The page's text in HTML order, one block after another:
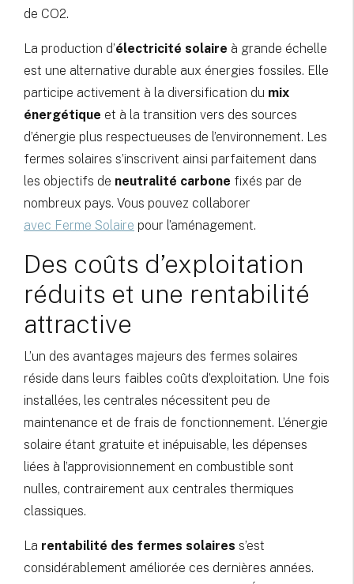
de CO2.
La production d’électricité solaire à grande échelle
est une alternative durable aux énergies fossiles. Elle
participe activement à la diversification du mix
énergétique et à la transition vers des sources
d’énergie plus respectueuses de l’environnement. Les
fermes solaires s’inscrivent ainsi parfaitement dans
les objectifs de neutralité carbone fixés par de
nombreux pays. Vous pouvez collaborer
avec Ferme Solaire pour l’aménagement.
Des coûts d’exploitation
réduits et une rentabilité
attractive
L’un des avantages majeurs des fermes solaires
réside dans leurs faibles coûts d’exploitation. Une fois
installées, les centrales nécessitent peu de
maintenance et de frais de fonctionnement. L’énergie
solaire étant gratuite et inépuisable, les dépenses
liées à l’approvisionnement en combustible sont
nulles, contrairement aux centrales thermiques
classiques.
La rentabilité des fermes solaires s’est
considérablement améliorée ces dernières années.